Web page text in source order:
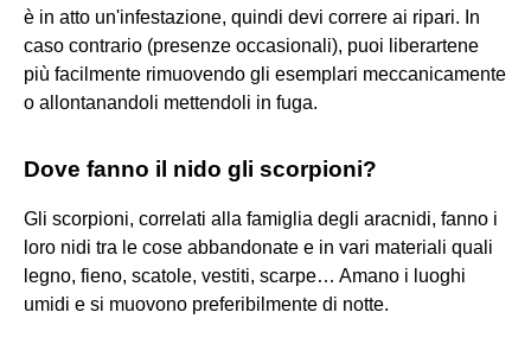
è in atto un'infestazione, quindi devi correre ai ripari. In
caso contrario (presenze occasionali), puoi liberartene
più facilmente rimuovendo gli esemplari meccanicamente
o allontanandoli mettendoli in fuga.
Dove fanno il nido gli scorpioni?
Gli scorpioni, correlati alla famiglia degli aracnidi, fanno i
loro nidi tra le cose abbandonate e in vari materiali quali
legno, fieno, scatole, vestiti, scarpe… Amano i luoghi
umidi e si muovono preferibilmente di notte.